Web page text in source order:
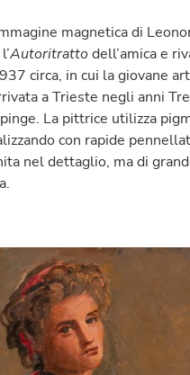
magnetica di
Autoritrattodell’amica e
circa, in cui la giovane
a Trieste negli anni
La pittrice utilizza
con rapide
nel dettaglio, ma di